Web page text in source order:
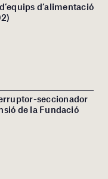
d’alimentació
seccionador
de la Fundació